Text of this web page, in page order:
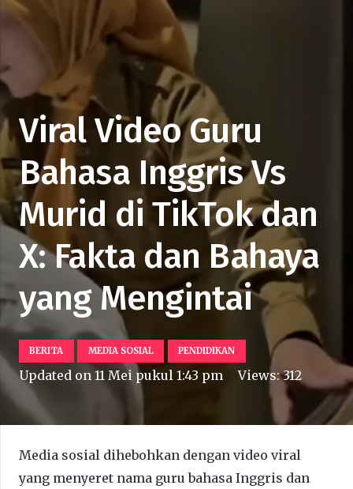
Viral Video Guru
Bahasa Inggris Vs
Murid di TikTok dan
X: Fakta dan Bahaya
yang Mengintai
BERITA MEDIA SOSIAL PENDIDIKAN
Updated on 11 Mei pukul 1:43 pm Views:312
Media sosial dihebohkan dengan video viral
yang menyeret nama guru bahasa Inggris dan